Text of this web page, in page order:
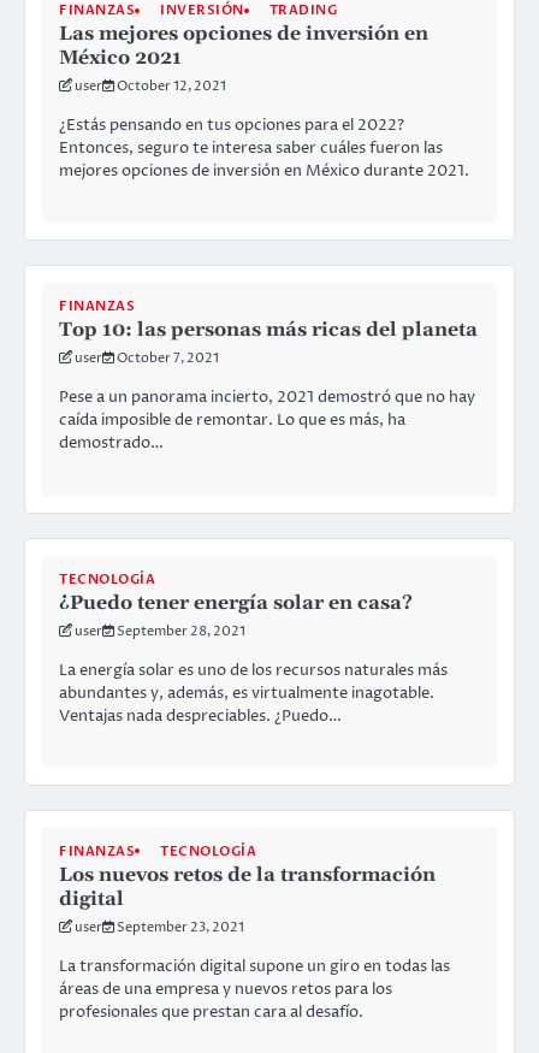
FINANZAS INVERSIÓN TRADING
Las mejores opciones de inversión en
México 2021
user October 12, 2021
¿Estás pensando en tus opciones para el 2022?
Entonces, seguro te interesa saber cuáles fueron las
mejores opciones de inversión en México durante 2021.
FINANZAS
Top 10: las personas más ricas del planeta
user October 7, 2021
Pese a un panorama incierto, 2021 demostró que no hay
caída imposible de remontar. Lo que es más, ha
demostrado…
TECNOLOGÍA
¿Puedo tener energía solar en casa?
user September 28, 2021
La energía solar es uno de los recursos naturales más
abundantes y, además, es virtualmente inagotable.
Ventajas nada despreciables. ¿Puedo…
FINANZAS TECNOLOGÍA
Los nuevos retos de la transformación
digital
user September 23, 2021
La transformación digital supone un giro en todas las
áreas de una empresa y nuevos retos para los
profesionales que prestan cara al desafío.